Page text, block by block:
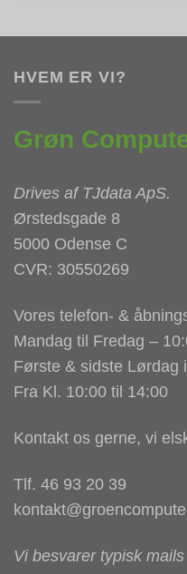
HVEM ER VI?
Grøn
Drives af TJdata ApS.
Ørstedsgade 8
5000 Odense C
CVR: 30550269
Vores telefon- &
Mandag til Fredag –
Første & sidste Lørdag
Fra Kl. 10:00 til 14:00
Kontakt os gerne, vi
Tlf. 46 93 20 39
Vi besvarer typisk